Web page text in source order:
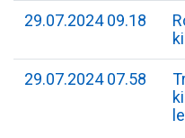
29.07.2024 09.18
29.07.2024 07.58